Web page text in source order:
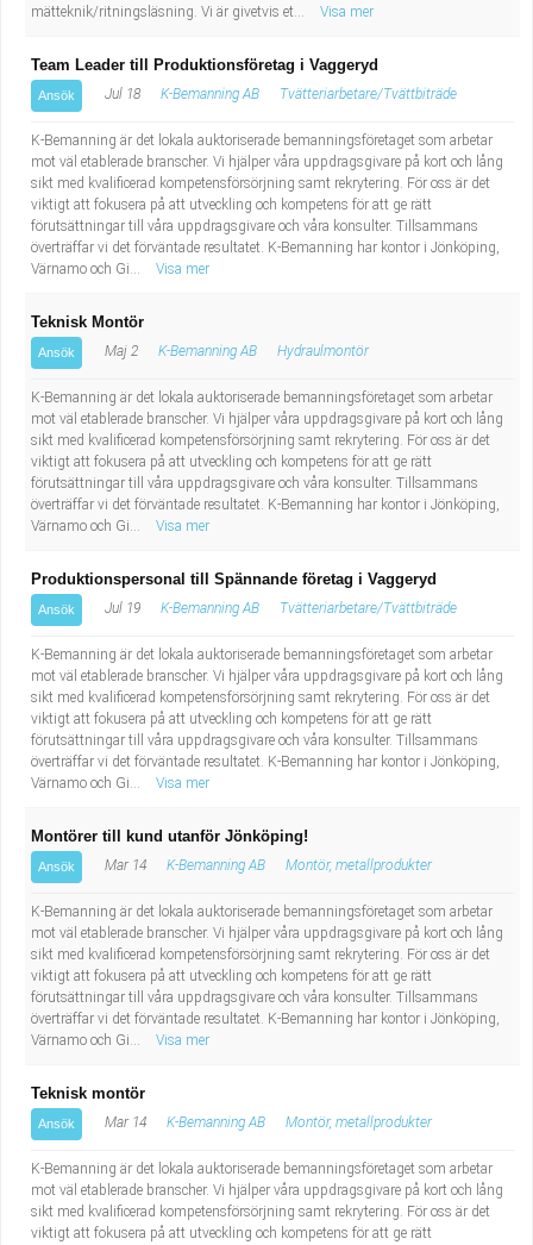
mätteknik/ritningsläsning. Vi är givetvis et...
Visa mer
Team Leader till Produktionsföretag i Vaggeryd
Ansök Jul 18 K-Bemanning AB Tvätteriarbetare/Tvättbiträde
K-Bemanning är det lokala auktoriserade bemanningsföretaget som arbetar
mot väl etablerade branscher. Vi hjälper våra uppdragsgivare på kort och lång
sikt med kvalificerad kompetensförsörjning samt rekrytering. För oss är det
viktigt att fokusera på att utveckling och kompetens för att ge rätt
förutsättningar till våra uppdragsgivare och våra konsulter. Tillsammans
överträffar vi det förväntade resultatet. K-Bemanning har kontor i Jönköping,
Värnamo och Gi...
Visa mer
Teknisk Montör
Ansök Maj 2 K-Bemanning AB Hydraulmontör
K-Bemanning är det lokala auktoriserade bemanningsföretaget som arbetar
mot väl etablerade branscher. Vi hjälper våra uppdragsgivare på kort och lång
sikt med kvalificerad kompetensförsörjning samt rekrytering. För oss är det
viktigt att fokusera på att utveckling och kompetens för att ge rätt
förutsättningar till våra uppdragsgivare och våra konsulter. Tillsammans
överträffar vi det förväntade resultatet. K-Bemanning har kontor i Jönköping,
Värnamo och Gi...
Visa mer
Produktionspersonal till Spännande företag i Vaggeryd
Ansök Jul 19 K-Bemanning AB Tvätteriarbetare/Tvättbiträde
K-Bemanning är det lokala auktoriserade bemanningsföretaget som arbetar
mot väl etablerade branscher. Vi hjälper våra uppdragsgivare på kort och lång
sikt med kvalificerad kompetensförsörjning samt rekrytering. För oss är det
viktigt att fokusera på att utveckling och kompetens för att ge rätt
förutsättningar till våra uppdragsgivare och våra konsulter. Tillsammans
överträffar vi det förväntade resultatet. K-Bemanning har kontor i Jönköping,
Värnamo och Gi...
Visa mer
Montörer till kund utanför Jönköping!
Ansök Mar 14 K-Bemanning AB Montör, metallprodukter
K-Bemanning är det lokala auktoriserade bemanningsföretaget som arbetar
mot väl etablerade branscher. Vi hjälper våra uppdragsgivare på kort och lång
sikt med kvalificerad kompetensförsörjning samt rekrytering. För oss är det
viktigt att fokusera på att utveckling och kompetens för att ge rätt
förutsättningar till våra uppdragsgivare och våra konsulter. Tillsammans
överträffar vi det förväntade resultatet. K-Bemanning har kontor i Jönköping,
Värnamo och Gi...
Visa mer
Teknisk montör
Ansök Mar 14 K-Bemanning AB Montör, metallprodukter
K-Bemanning är det lokala auktoriserade bemanningsföretaget som arbetar
mot väl etablerade branscher. Vi hjälper våra uppdragsgivare på kort och lång
sikt med kvalificerad kompetensförsörjning samt rekrytering. För oss är det
viktigt att fokusera på att utveckling och kompetens för att ge rätt